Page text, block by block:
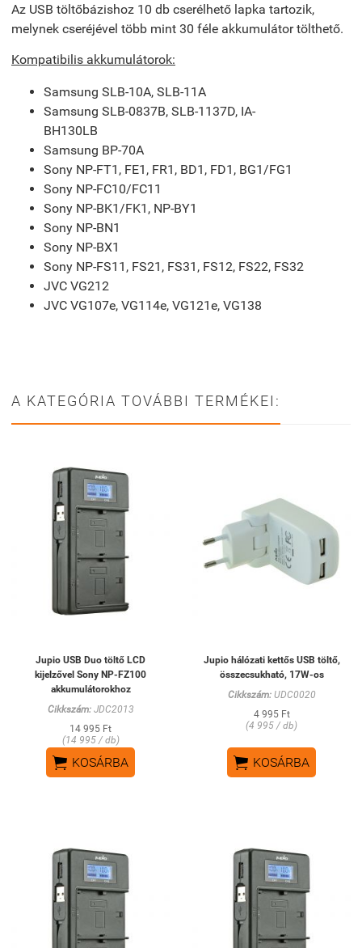
Az USB töltőbázishoz 10 db cserélhető lapka tartozik,
melynek cseréjével több mint 30 féle akkumulátor tölthető.
Kompatibilis akkumulátorok:
Samsung SLB-10A, SLB-11A
Samsung SLB-0837B, SLB-1137D, IA-
BH130LB
Samsung BP-70A
Sony NP-FT1, FE1, FR1, BD1, FD1, BG1/FG1
Sony NP-FC10/FC11
Sony NP-BK1/FK1, NP-BY1
Sony NP-BN1
Sony NP-BX1
Sony NP-FS11, FS21, FS31, FS12, FS22, FS32
JVC VG212
JVC VG107e, VG114e, VG121e, VG138
A KATEGÓRIA TOVÁBBI TERMÉKEI:
Jupio USB Duo töltő LCD
kijelzővel Sony NP-FZ100
akkumulátorokhoz
Cikkszám:JDC2013
14 995 Ft
(14 995 / db)
 KOSÁRBA
Jupio hálózati kettős USB töltő,
összecsukható, 17W-os
Cikkszám:UDC0020
4 995 Ft
(4 995 / db)
 KOSÁRBA